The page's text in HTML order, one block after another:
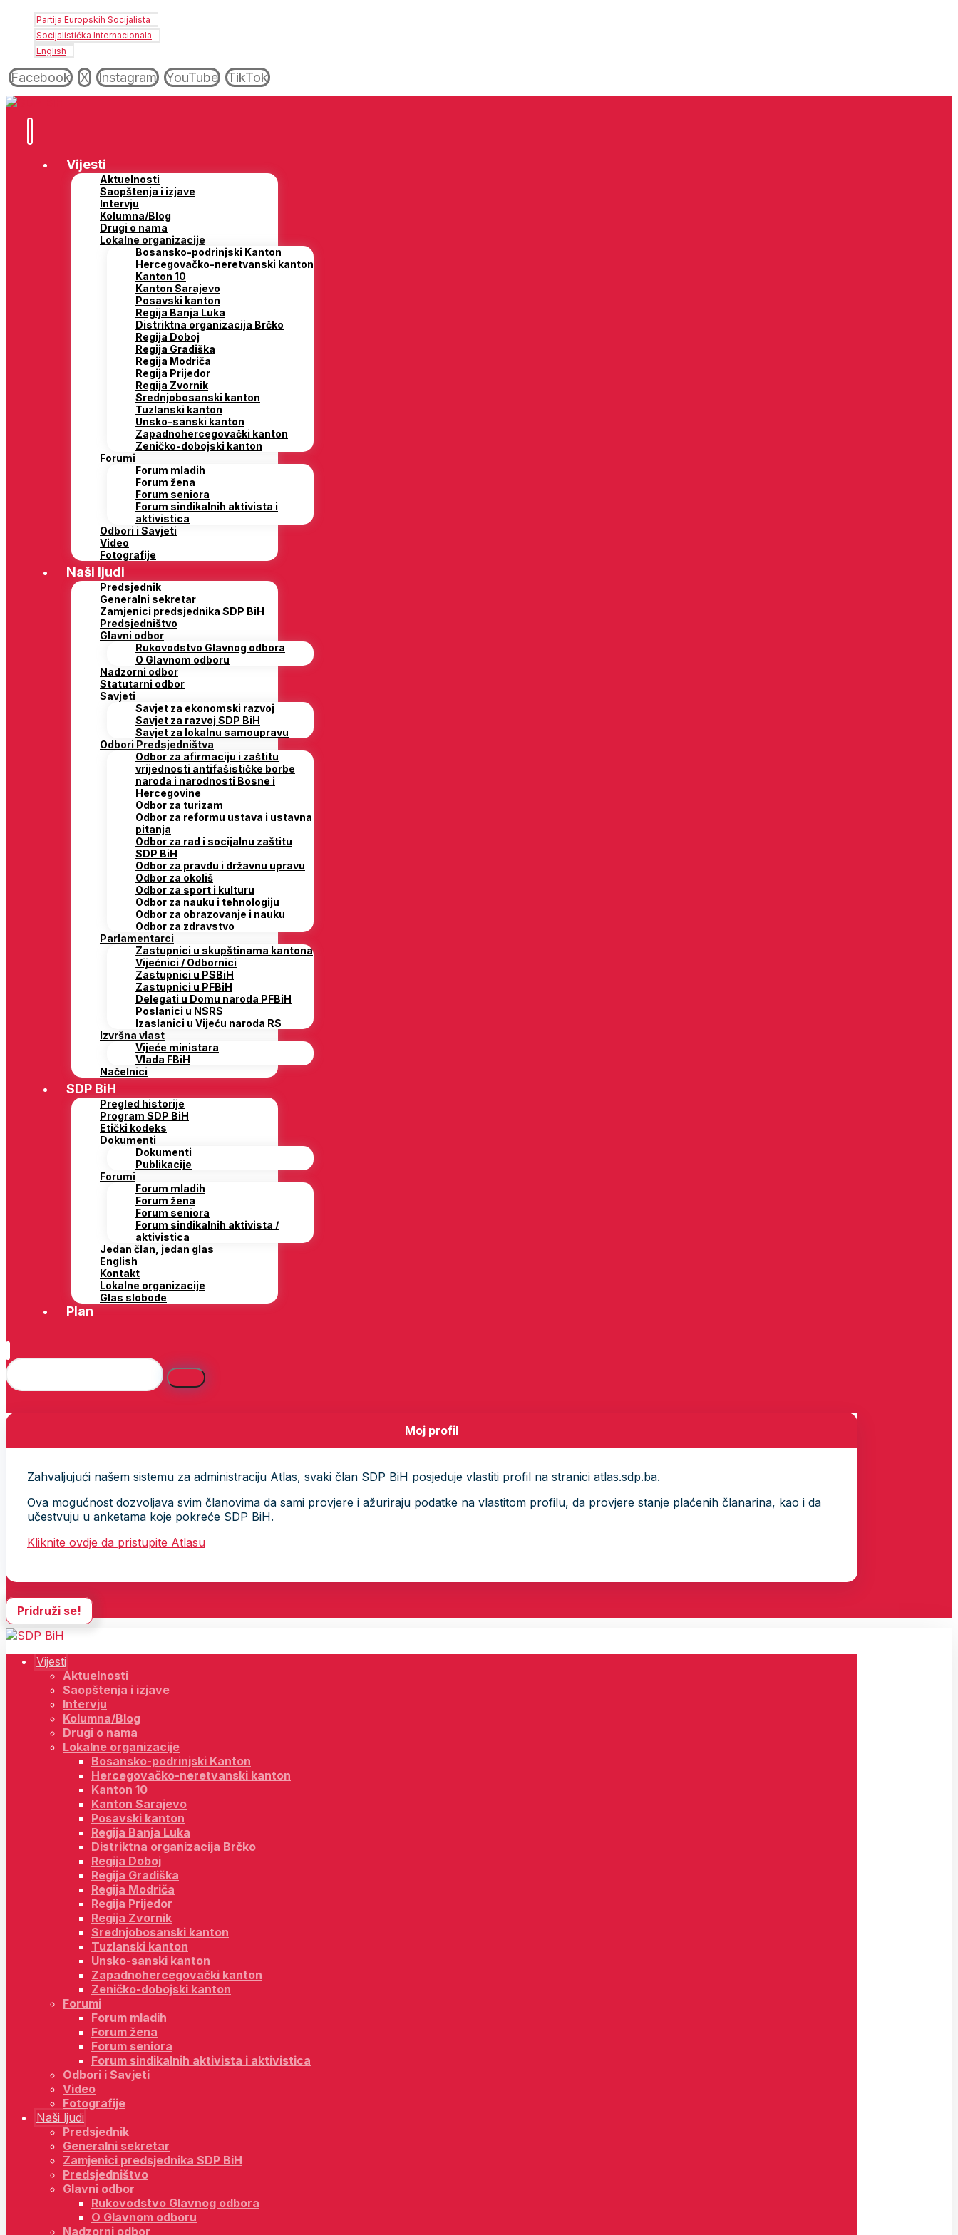
Partija Europskih Socijalista
Socijalistička Internacionala
English
Facebook X Instagram YouTube TikTok
Vijesti
Aktuelnosti
Saopštenja i izjave
Intervju
Kolumna/Blog
Drugi o nama
Lokalne organizacije
Bosansko-podrinjski Kanton
Hercegovačko-neretvanski kanton
Kanton 10
Kanton Sarajevo
Posavski kanton
Regija Banja Luka
Distriktna organizacija Brčko
Regija Doboj
Regija Gradiška
Regija Modriča
Regija Prijedor
Regija Zvornik
Srednjobosanski kanton
Tuzlanski kanton
Unsko-sanski kanton
Zapadnohercegovački kanton
Zeničko-dobojski kanton
Forumi
Forum mladih
Forum žena
Forum seniora
Forum sindikalnih aktivista i
aktivistica
Odbori i Savjeti
Video
Fotografije
Naši ljudi
Predsjednik
Generalni sekretar
Zamjenici predsjednika SDP BiH
Predsjedništvo
Glavni odbor
Rukovodstvo Glavnog odbora
O Glavnom odboru
Nadzorni odbor
Statutarni odbor
Savjeti
Savjet za ekonomski razvoj
Savjet za razvoj SDP BiH
Savjet za lokalnu samoupravu
Odbori Predsjedništva
Odbor za afirmaciju i zaštitu
vrijednosti antifašističke borbe
naroda i narodnosti Bosne i
Hercegovine
Odbor za turizam
Odbor za reformu ustava i ustavna
pitanja
Odbor za rad i socijalnu zaštitu
SDP BiH
Odbor za pravdu i državnu upravu
Odbor za okoliš
Odbor za sport i kulturu
Odbor za nauku i tehnologiju
Odbor za obrazovanje i nauku
Odbor za zdravstvo
Parlamentarci
Zastupnici u skupštinama kantona
Vijećnici / Odbornici
Zastupnici u PSBiH
Zastupnici u PFBiH
Delegati u Domu naroda PFBiH
Poslanici u NSRS
Izaslanici u Vijeću naroda RS
Izvršna vlast
Vijeće ministara
Vlada FBiH
Načelnici
SDP BiH
Pregled historije
Program SDP BiH
Etički kodeks
Dokumenti
Dokumenti
Publikacije
Forumi
Forum mladih
Forum žena
Forum seniora
Forum sindikalnih aktivista /
aktivistica
Jedan član, jedan glas
English
Kontakt
Lokalne organizacije
Glas slobode
Plan
Moj profil
Zahvaljujući našem sistemu za administraciju Atlas, svaki član SDP BiH posjeduje vlastiti profil na stranici atlas.sdp.ba.
Ova mogućnost dozvoljava svim članovima da sami provjere i ažuriraju podatke na vlastitom profilu, da provjere stanje plaćenih članarina, kao i da
učestvuju u anketama koje pokreće SDP BiH.
Kliknite ovdje da pristupite Atlasu
Pridruži se!
Vijesti
Aktuelnosti
Saopštenja i izjave
Intervju
Kolumna/Blog
Drugi o nama
Lokalne organizacije
Bosansko-podrinjski Kanton
Hercegovačko-neretvanski kanton
Kanton 10
Kanton Sarajevo
Posavski kanton
Regija Banja Luka
Distriktna organizacija Brčko
Regija Doboj
Regija Gradiška
Regija Modriča
Regija Prijedor
Regija Zvornik
Srednjobosanski kanton
Tuzlanski kanton
Unsko-sanski kanton
Zapadnohercegovački kanton
Zeničko-dobojski kanton
Forumi
Forum mladih
Forum žena
Forum seniora
Forum sindikalnih aktivista i aktivistica
Odbori i Savjeti
Video
Fotografije
Naši ljudi
Predsjednik
Generalni sekretar
Zamjenici predsjednika SDP BiH
Predsjedništvo
Glavni odbor
Rukovodstvo Glavnog odbora
O Glavnom odboru
Nadzorni odbor